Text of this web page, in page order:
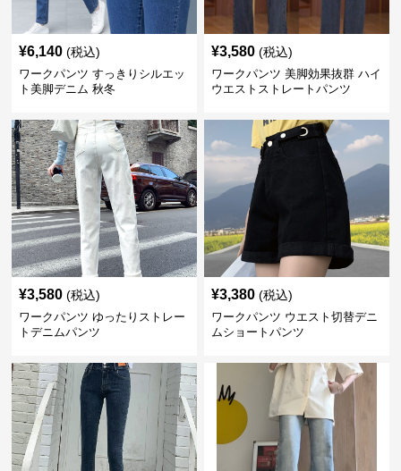
¥6,140 (税込)
ワークパンツ すっきりシルエッ
ト美脚デニム 秋冬
¥3,580 (税込)
ワークパンツ 美脚効果抜群 ハイ
ウエストストレートパンツ
¥3,580 (税込)
ワークパンツ ゆったりストレー
トデニムパンツ
¥3,380 (税込)
ワークパンツ ウエスト切替デニ
ムショートパンツ